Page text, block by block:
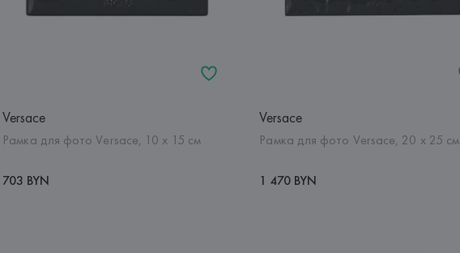
Versace
Рамка для фото Versace, 10 х 15 см
703 BYN
Versace
Рамка для фото Versace, 20 х 25 см
1 470 BYN